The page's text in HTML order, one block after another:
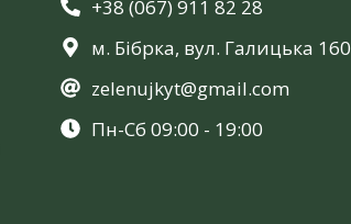
+38 (067) 911 82 28
м. Бібрка, вул. Галицька 160
zelenujkyt@gmail.com
Пн-Сб 09:00 - 19:00